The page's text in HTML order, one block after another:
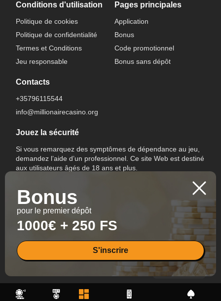
Bonus
pour le premier dépôt
1000€ + 250 FS
S'inscrire
Conditions d'utilisation
Politique de cookies
Politique de confidentialité
Termes et Conditions
Jeu responsable
Pages principales
Application
Bonus
Code promotionnel
Bonus sans dépôt
Contacts
+35796115544
info@millionairecasino.org
Jouez la sécurité
Si vous remarquez des symptômes de dépendance au jeu,
demandez l’aide d’un professionnel. Ce site Web est destiné
aux utilisateurs âgés de 18 ans et plus.
Changer de langue